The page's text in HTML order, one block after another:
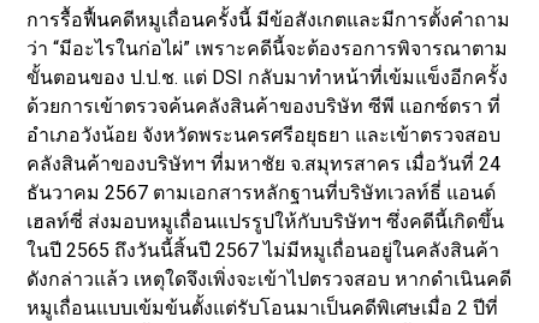
การรื้อฟื้นคดีหมูเถื่อนครั้งนี้ มีข้อสังเกตและมีการตั้งคำถาม
ว่า “มีอะไรในก่อไผ่” เพราะคดีนี้จะต้องรอการพิจารณาตาม
ขั้นตอนของ ป.ป.ช. แต่ DSI กลับมาทำหน้าที่เข้มแข็งอีกครั้ง
ด้วยการเข้าตรวจค้นคลังสินค้าของบริษัท ซีพี แอกซ์ตรา ที่
อำเภอวังน้อย จังหวัดพระนครศรีอยุธยา และเข้าตรวจสอบ
คลังสินค้าของบริษัทฯ ที่มหาชัย จ.สมุทรสาคร เมื่อวันที่ 24
ธันวาคม 2567 ตามเอกสารหลักฐานที่บริษัทเวลท์ธี่ แอนด์
เฮลท์ซี่ ส่งมอบหมูเถื่อนแปรรูปให้กับบริษัทฯ ซึ่งคดีนี้เกิดขึ้น
ในปี 2565 ถึงวันนี้สิ้นปี 2567 ไม่มีหมูเถื่อนอยู่ในคลังสินค้า
ดังกล่าวแล้ว เหตุใดจึงเพิ่งจะเข้าไปตรวจสอบ หากดำเนินคดี
หมูเถื่อนแบบเข้มข้นตั้งแต่รับโอนมาเป็นคดีพิเศษเมื่อ 2 ปีที่